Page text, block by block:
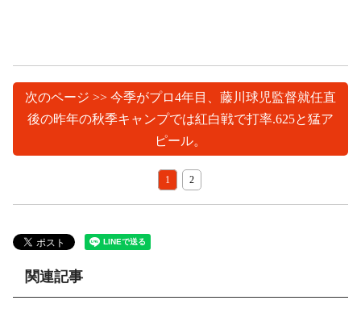
次のページ >> 今季がプロ4年目、藤川球児監督就任直
後の昨年の秋季キャンプでは紅白戦で打率.625と猛ア
ピール。
1 2
関連記事